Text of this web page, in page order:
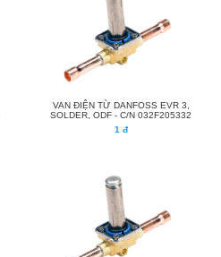
VAN ĐIỆN TỪ DANFOSS EVR 3,
SOLDER, ODF - C/N 032F205332
1 đ